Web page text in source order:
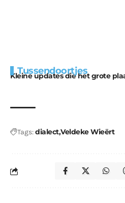
Tussendoortjes
Kleine updates die het grote
voor kabouters
Tags:dialectVeldeke Wieërt